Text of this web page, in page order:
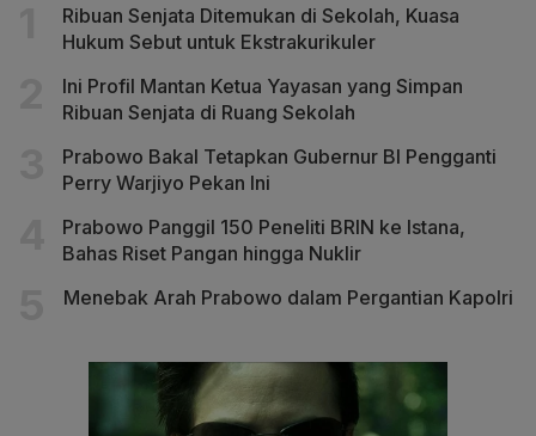
Ribuan Senjata Ditemukan di Sekolah, Kuasa
Hukum Sebut untuk Ekstrakurikuler
Ini Profil Mantan Ketua Yayasan yang Simpan
Ribuan Senjata di Ruang Sekolah
Prabowo Bakal Tetapkan Gubernur BI Pengganti
Perry Warjiyo Pekan Ini
Prabowo Panggil 150 Peneliti BRIN ke Istana,
Bahas Riset Pangan hingga Nuklir
Menebak Arah Prabowo dalam Pergantian Kapolri